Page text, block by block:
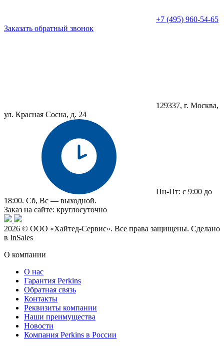
+7 (495) 960-54-65
Заказать обратный звонок
129337, г. Москва,
ул. Красная Сосна, д. 24
Пн-Пт: с 9:00 до
18:00. Сб, Вс — выходной.
Заказ на сайте: круглосуточно
2026 © ООО «Хайтед-Сервис». Все права защищены. Сделано
в InSales
О компании
О нас
Гарантия Perkins
Обратная связь
Контакты
Реквизиты компании
Наши преимущества
Новости
Компания Perkins в России